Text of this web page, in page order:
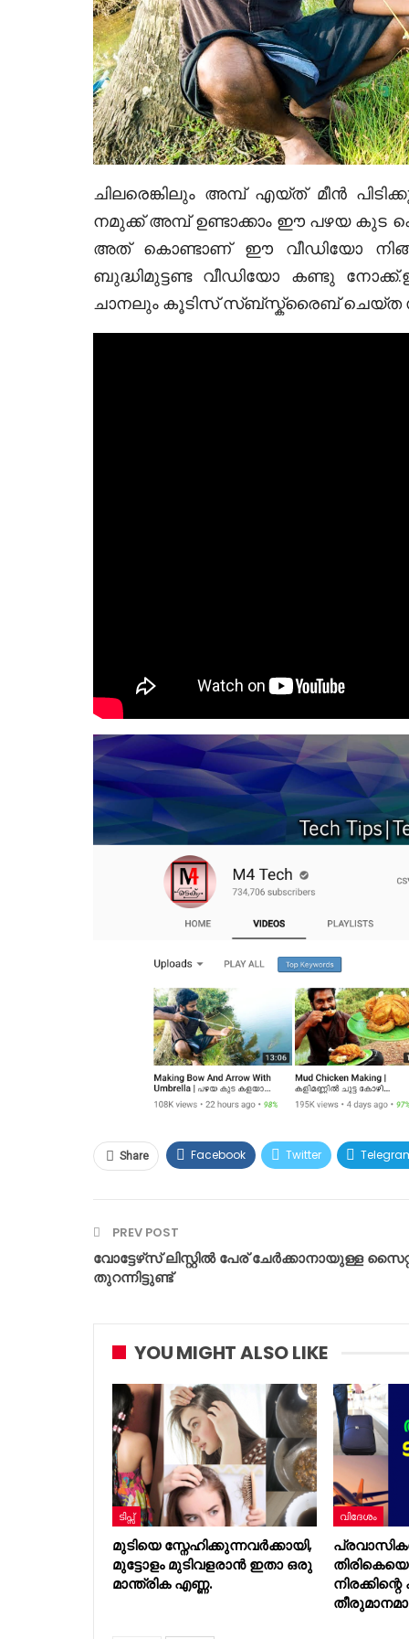
ചിലരെങ്കിലും അമ്പ് എയ്ത് മീൻ
നമുക്ക് അമ്പ് ഉണ്ടാക്കാം ഈ പഴയ കുട
അത് കൊണ്ടാണ് ഈ വീഡിയോ
ബുദ്ധിമുട്ടണ്ട വീഡിയോ കണ്ടു
ചാനലും കൂടിസ് സ്‌ബ്സ്ക്രൈബ് ചെയ്ത
Share Facebook Twitter
PREV POST
വോട്ടേഴ്‌സ് ലിസ്റ്റിൽ പേര് ചേർക്കാനായുള്ള
തുറന്നിട്ടുണ്ട്
YOU MIGHT ALSO LIKE
ടിപ്സ്
മുടിയെ സ്നേഹിക്കുന്നവർക്കായി,
മുട്ടോളം മുടിവളരാൻ ഇതാ ഒരു
മാന്ത്രിക എണ്ണ.
വിദേശം